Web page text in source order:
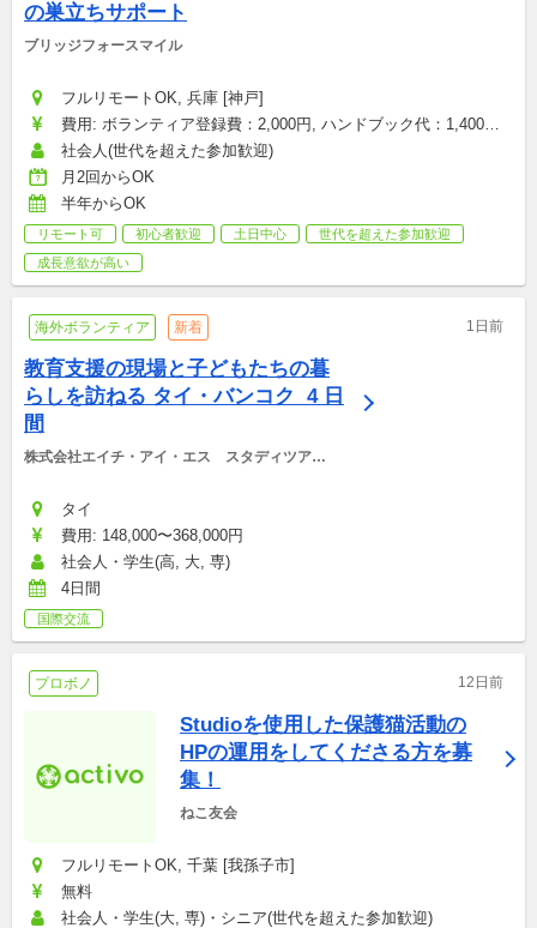
の巣立ちサポート
ブリッジフォースマイル
フルリモートOK, 兵庫 [神戸]
費用: ボランティア登録費：2,000円, ハンドブック代：1,400円,
研修参加費：2,000円, その他雑費：会場型のみ（お菓子・飲み
物代など）：1,500円
社会人(世代を超えた参加歓迎)
月2回からOK
半年からOK
リモート可 初心者歓迎 土日中心
世代を超えた参加歓迎
成長意欲が高い
海外ボランティア 新着 1日前
教育支援の現場と子どもたちの暮
らしを訪ねる タイ・バンコク  4 日
間
株式会社エイチ・アイ・エス　スタディツアー
タイ
費用: 148,000〜368,000円
社会人・学生(高, 大, 専)
4日間
国際交流
プロボノ 12日前
Studioを使用した保護猫活動の
HPの運用をしてくださる方を募
集！
ねこ友会
フルリモートOK, 千葉 [我孫子市]
無料
社会人・学生(大, 専)・シニア(世代を超えた参加歓迎)